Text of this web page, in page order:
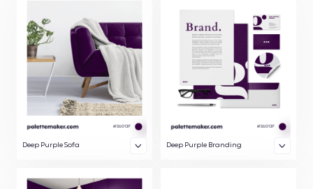
Deep Purple Sofa Deep Purple Branding